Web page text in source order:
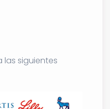
las siguientes